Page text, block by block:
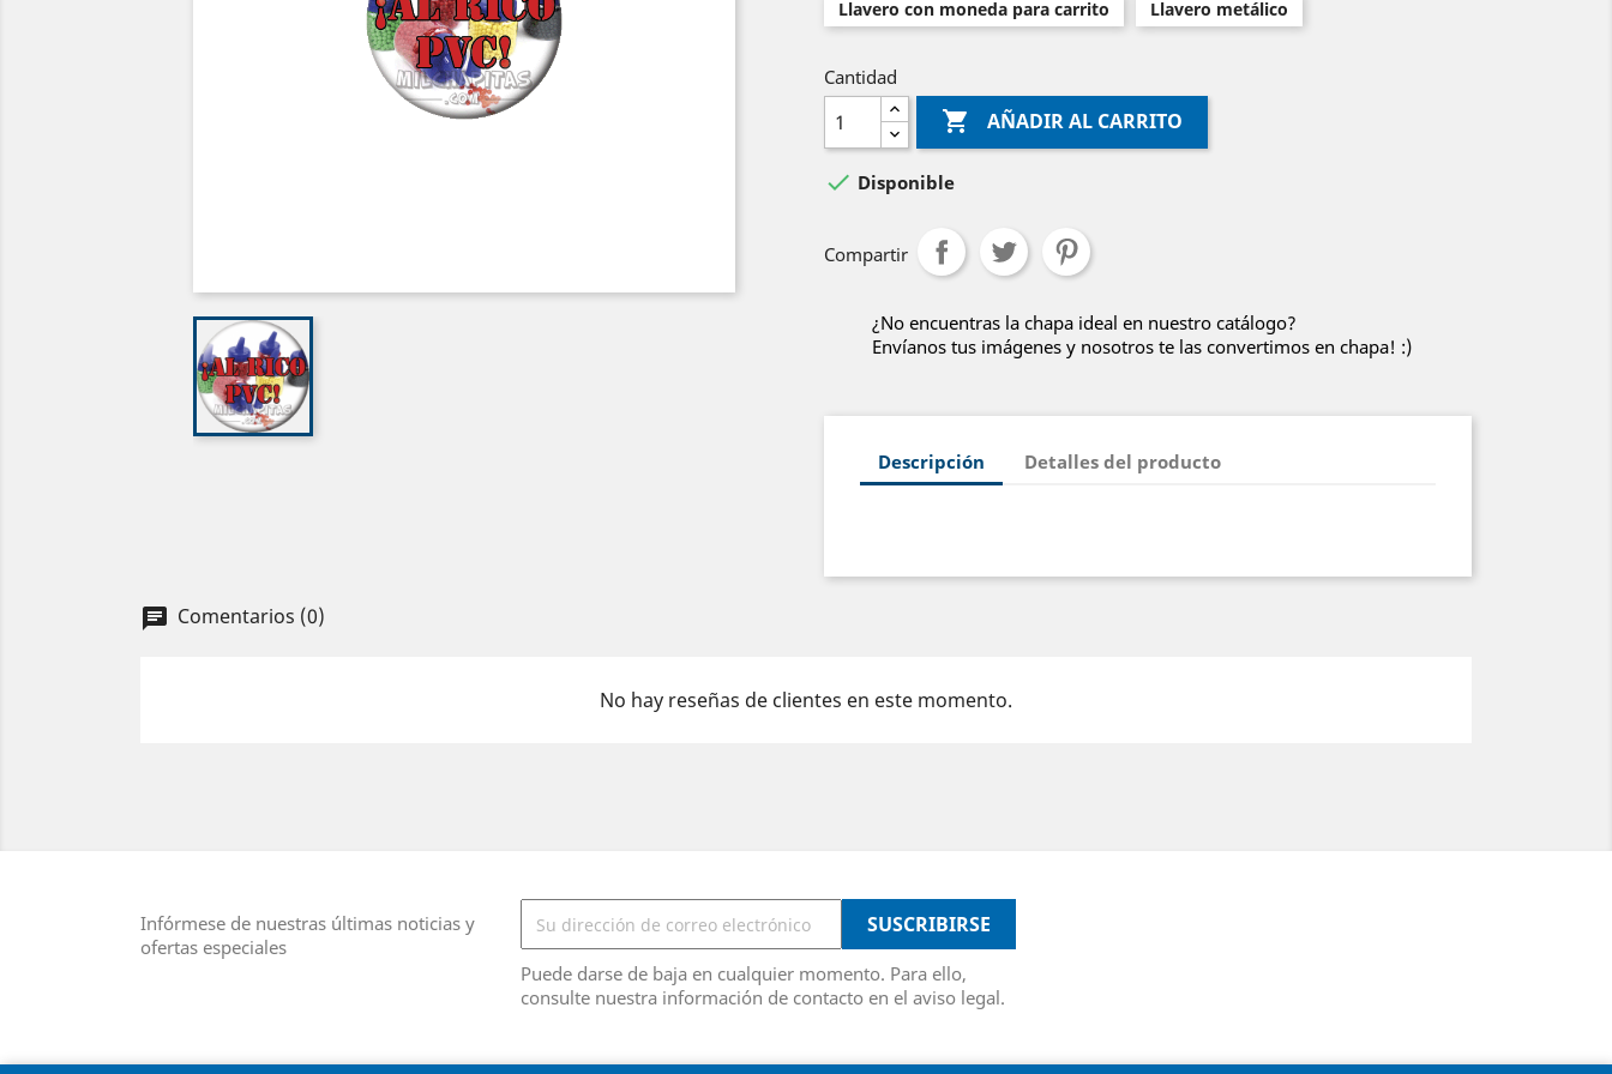
Llavero con moneda para carrito
Llavero metálico
Cantidad
 AÑADIR AL CARRITO
 Disponible
Compartir
¿No encuentras la chapa ideal en nuestro catálogo?
Envíanos tus imágenes y nosotros te las convertimos en chapa! :)
Descripción Detalles del producto
chat Comentarios (0)
No hay reseñas de clientes en este momento.
Infórmese de nuestras últimas noticias y
ofertas especiales
Puede darse de baja en cualquier momento. Para ello,
consulte nuestra información de contacto en el aviso legal.